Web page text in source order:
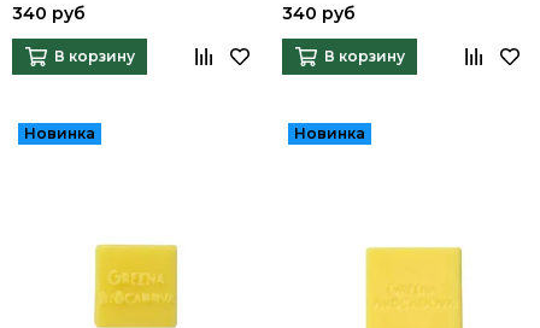
340 руб
В корзину
340 руб
В корзину